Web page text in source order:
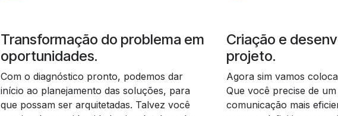
Transformação do problema em
oportunidades.
Com o diagnóstico pronto, podemos dar
início ao planejamento das soluções, para
que possam ser arquitetadas. Talvez você
Criação e
projeto.
Agora sim vamos
Que você precise de
comunicação mais